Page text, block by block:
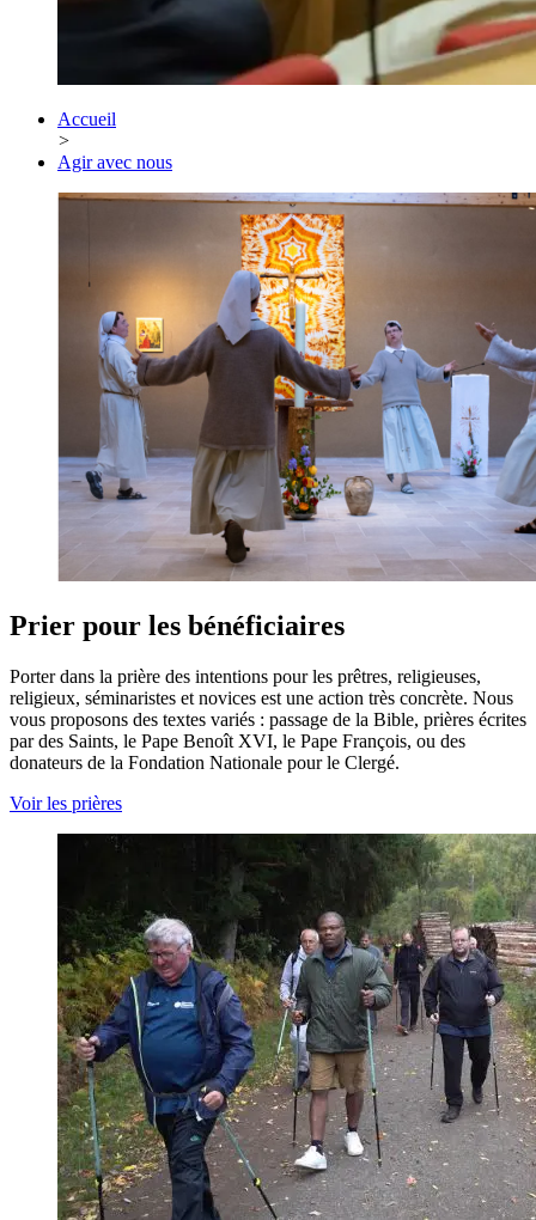
Accueil
>
Agir avec nous
Prier pour les bénéficiaires
Porter dans la prière des intentions pour les prêtres, religieuses,
religieux, séminaristes et novices est une action très concrète. Nous
vous proposons des textes variés : passage de la Bible, prières écrites
par des Saints, le Pape Benoît XVI, le Pape François, ou des
donateurs de la Fondation Nationale pour le Clergé.
Voir les prières